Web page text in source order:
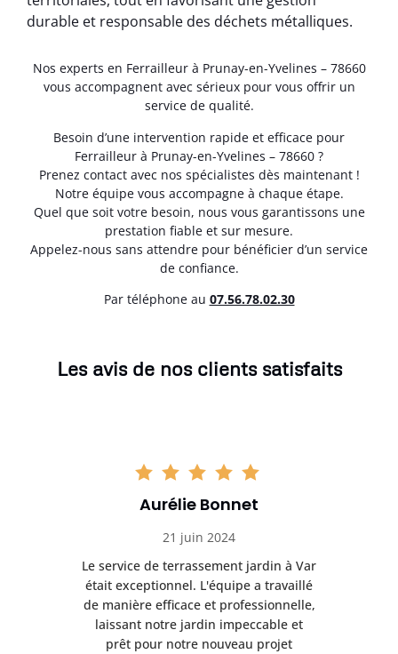
durable et responsable des déchets métalliques.
Nos experts en Ferrailleur à Prunay-en-Yvelines – 78660
vous accompagnent avec sérieux pour vous offrir un
service de qualité.
Besoin d’une intervention rapide et efficace pour
Ferrailleur à Prunay-en-Yvelines – 78660 ?
Prenez contact avec nos spécialistes dès maintenant !
Notre équipe vous accompagne à chaque étape.
Quel que soit votre besoin, nous vous garantissons une
prestation fiable et sur mesure.
Appelez-nous sans attendre pour bénéficier d’un service
de confiance.
Par téléphone au 07.56.78.02.30
Les avis de nos clients satisfaits
Aurélie Bonnet
21 juin 2024
Le service de terrassement jardin à Var
était exceptionnel. L'équipe a travaillé
de manière efficace et professionnelle,
laissant notre jardin impeccable et
prêt pour notre nouveau projet